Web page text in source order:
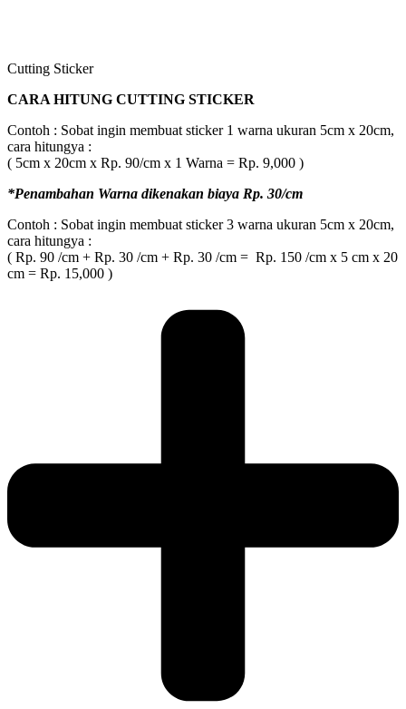
Cutting Sticker
CARA HITUNG CUTTING STICKER
Contoh : Sobat ingin membuat sticker 1 warna ukuran 5cm x 20cm,
cara hitungya :
( 5cm x 20cm x Rp. 90/cm x 1 Warna = Rp. 9,000 )
*Penambahan Warna dikenakan biaya Rp. 30/cm
Contoh : Sobat ingin membuat sticker 3 warna ukuran 5cm x 20cm,
cara hitungya :
( Rp. 90 /cm + Rp. 30 /cm + Rp. 30 /cm = Rp. 150 /cm x 5 cm x 20
cm = Rp. 15,000 )